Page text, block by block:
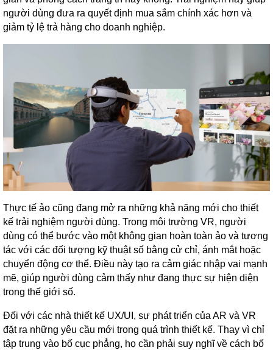
người dùng đưa ra quyết định mua sắm chính xác hơn và
giảm tỷ lệ trả hàng cho doanh nghiệp.
Thực tế ảo cũng đang mở ra những khả năng mới cho thiết
kế trải nghiệm người dùng. Trong môi trường VR, người
dùng có thể bước vào một không gian hoàn toàn ảo và tương
tác với các đối tượng kỹ thuật số bằng cử chỉ, ánh mắt hoặc
chuyển động cơ thể. Điều này tạo ra cảm giác nhập vai mạnh
mẽ, giúp người dùng cảm thấy như đang thực sự hiện diện
trong thế giới số.
Đối với các nhà thiết kế UX/UI, sự phát triển của AR và VR
đặt ra những yêu cầu mới trong quá trình thiết kế. Thay vì chỉ
tập trung vào bố cục phẳng, họ cần phải suy nghĩ về cách bố